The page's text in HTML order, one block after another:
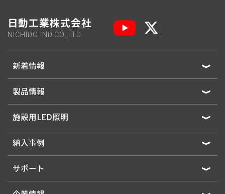
日動工業株式会社
NICHIDO IND.CO.,LTD.
新着情報
製品情報
施設用LED照明
納入事例
サポート